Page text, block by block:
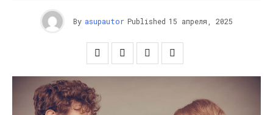
By asupautor Published 15 апреля, 2025